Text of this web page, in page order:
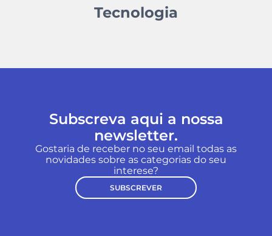
Tecnologia
Subscreva aqui a nossa
newsletter.
Gostaria de receber no seu email todas as
novidades sobre as categorias do seu
interese?
SUBSCREVER